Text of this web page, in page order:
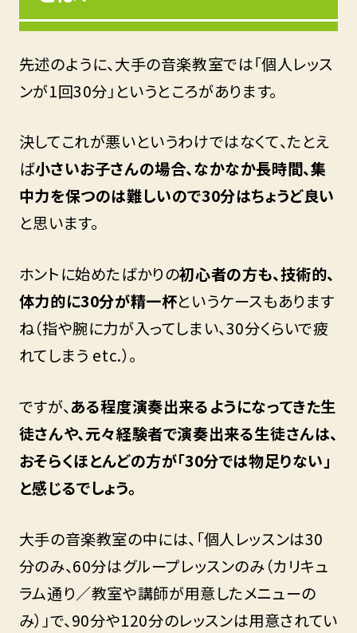
先述のように、大手の音楽教室では「個人レッス
ンが1回30分」というところがあります。
決してこれが悪いというわけではなくて、たとえ
ば小さいお子さんの場合、なかなか長時間、集
中力を保つのは難しいので30分はちょうど良い
と思います。
ホントに始めたばかりの初心者の方も、技術的、
体力的に30分が精一杯というケースもあります
ね（指や腕に力が入ってしまい、30分くらいで疲
れてしまう etc.）。
ですが、ある程度演奏出来るようになってきた生
徒さんや、元々経験者で演奏出来る生徒さんは、
おそらくほとんどの方が「30分では物足りない」
と感じるでしょう。
大手の音楽教室の中には、「個人レッスンは30
分のみ、60分はグループレッスンのみ（カリキュ
ラム通り／教室や講師が用意したメニューの
み）」で、90分や120分のレッスンは用意されてい